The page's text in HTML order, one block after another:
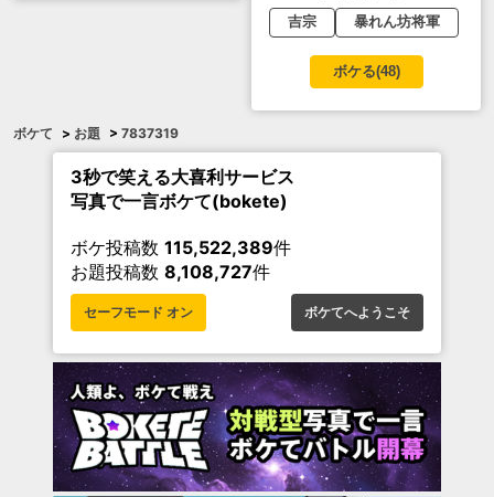
吉宗 暴れん坊将軍
ボケる(48)
ボケて > お題 > 7837319
3秒で笑える大喜利サービス
写真で一言ボケて(bokete)
ボケ投稿数 115,522,389件
お題投稿数 8,108,727件
セーフモード オン ボケてへようこそ